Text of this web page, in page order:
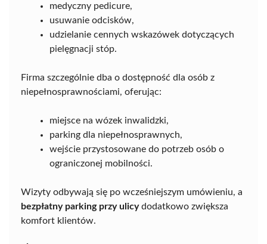
medyczny pedicure,
usuwanie odcisków,
udzielanie cennych wskazówek dotyczących
pielęgnacji stóp.
Firma szczególnie dba o dostępność dla osób z
niepełnosprawnościami, oferując:
miejsce na wózek inwalidzki,
parking dla niepełnosprawnych,
wejście przystosowane do potrzeb osób o
ograniczonej mobilności.
Wizyty odbywają się po wcześniejszym umówieniu, a
bezpłatny parking przy ulicydodatkowo zwiększa
komfort klientów.